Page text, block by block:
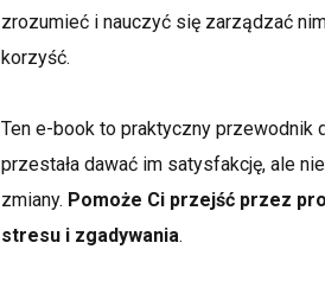
zrozumieć i nauczyć się zarządzać
korzyść.
Ten e-book to praktyczny przewodnik
przestała dawać im satysfakcję, ale
zmiany. Pomoże Ci przejść przez
stresu i zgadywania.